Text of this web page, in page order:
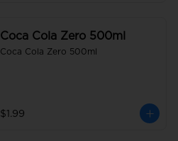
Coca Cola Zero 500ml
Coca Cola Zero 500ml
$1.99